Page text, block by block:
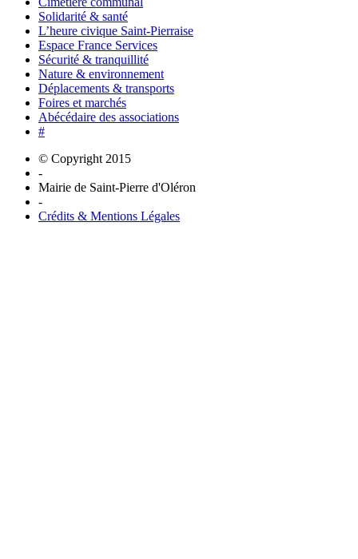
Solidarité & santé
L’heure civique Saint-Pierraise
Espace France Services
Sécurité & tranquillité
Nature & environnement
Déplacements & transports
Foires et marchés
Abécédaire des associations
#
© Copyright 2015
-
Mairie de Saint-Pierre d'Oléron
-
Crédits & Mentions Légales